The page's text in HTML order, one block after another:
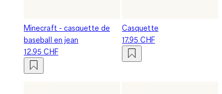
Minecraft - casquette de
baseball en jean
12.95 CHF
Casquette
17.95 CHF